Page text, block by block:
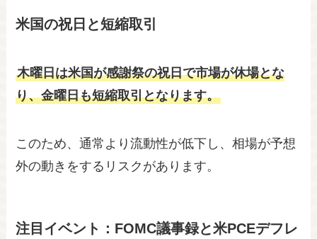
米国の祝日と短縮取引
木曜日は米国が感謝祭の祝日で市場が休場とな
り、金曜日も短縮取引となります。
このため、通常より流動性が低下し、相場が予想
外の動きをするリスクがあります。
注目イベント：FOMC議事録と米PCEデフレ